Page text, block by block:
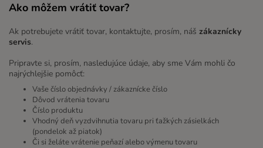
Ako môžem vrátiť tovar?
Ak potrebujete vrátiť tovar, kontaktujte, prosím, náš zákaznícky
servis.
Pripravte si, prosím, nasledujúce údaje, aby sme Vám mohli čo
najrýchlejšie pomôcť:
Vaše číslo objednávky / zákaznícke číslo
Dôvod vrátenia tovaru
Číslo produktu
Vhodný deň vyzdvihnutia tovaru pri ťažkých zásielkách
(pondelok až piatok)
Či si želáte vrátenie peňazí alebo výmenu tovaru